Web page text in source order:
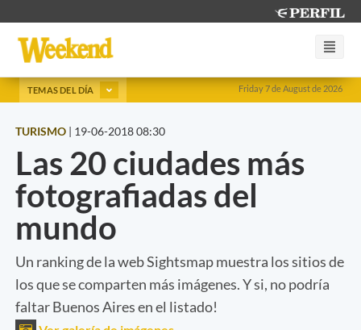
Friday 7 de August de 2026
TEMAS DEL DÍA
TURISMO | 19-06-2018 08:30
Las 20 ciudades más
fotografiadas del
mundo
Un ranking de la web Sightsmap muestra los sitios de
los que se comparten más imágenes. Y si, no podría
faltar Buenos Aires en el listado!